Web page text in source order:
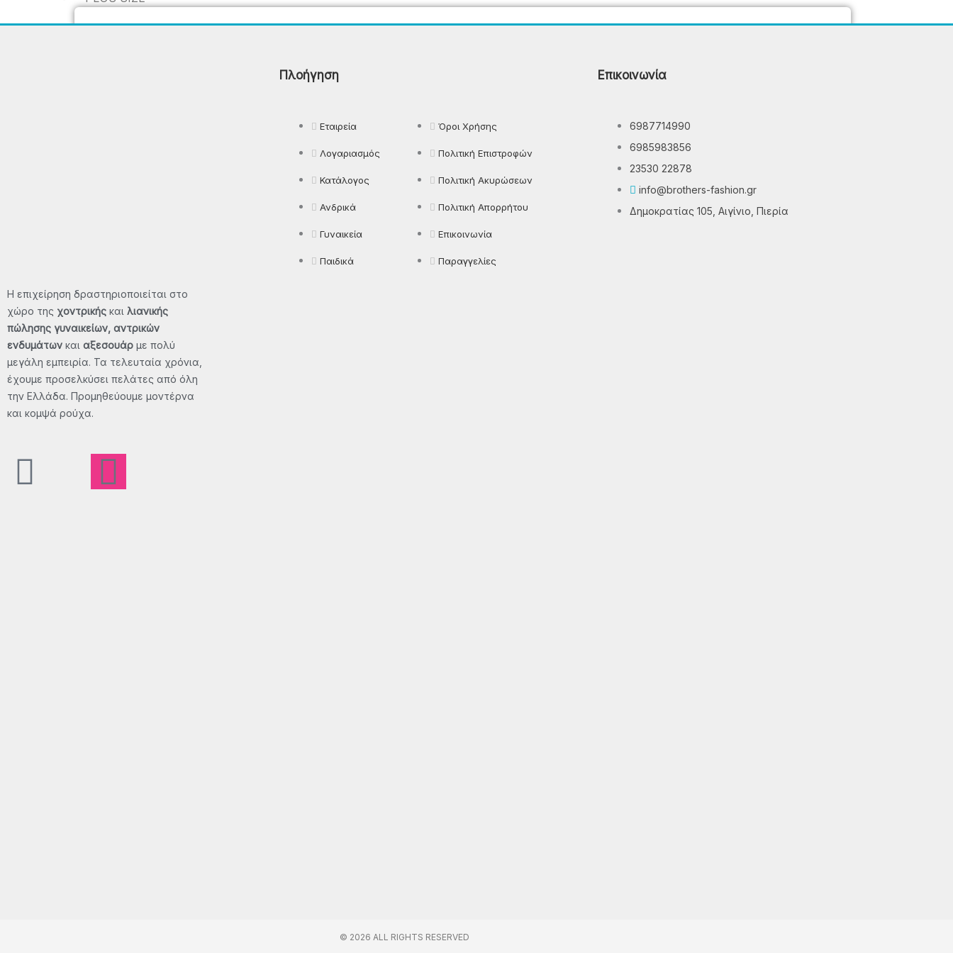
Ρούχα Εργασίας
Η επιχείρηση δραστηριοποιείται στο
χώρο της χοντρικής και λιανικής
πώλησης γυναικείων, αντρικών
ενδυμάτων και αξεσουάρ με πολύ
μεγάλη εμπειρία. Τα τελευταία χρόνια,
έχουμε προσελκύσει πελάτες από όλη
την Ελλάδα. Προμηθεύουμε μοντέρνα
και κομψά ρούχα.
F
I
Πλοήγηση
Εταιρεία
Λογαριασμός
Κατάλογος
Ανδρικά
Γυναικεία
Παιδικά
Όροι Χρήσης
Πολιτική Επιστροφών
Πολιτική Ακυρώσεων
Πολιτική Απορρήτου
Επικοινωνία
Παραγγελίες
Επικοινωνία
6987714990
6985983856
23530 22878
info@brothers-fashion.gr
Δημοκρατίας 105, Αιγίνιο, Πιερία
© 2026 ALL RIGHTS RESERVED​